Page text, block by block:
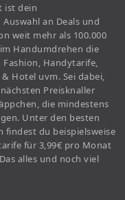
ist dein
an Deals und
weit mehr als 100.000
Handumdrehen die
Fashion, Handytarife,
Hotel uvm. Sei dabei,
Preisknaller
die mindestens
Unter den besten
findest du beispielsweise
für 3,99€ pro Monat
alles und noch viel